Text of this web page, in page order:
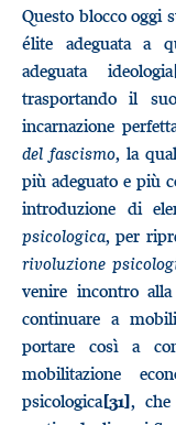
Questo blocco oggi
élite adeguata a
adeguata ideologia
trasportando il
incarnazione
del fascismo, la
più adeguato e più
introduzione di
psicologica, per
rivoluzione
venire incontro
continuare a
portare così a
mobilitazione
psicologica[31], che